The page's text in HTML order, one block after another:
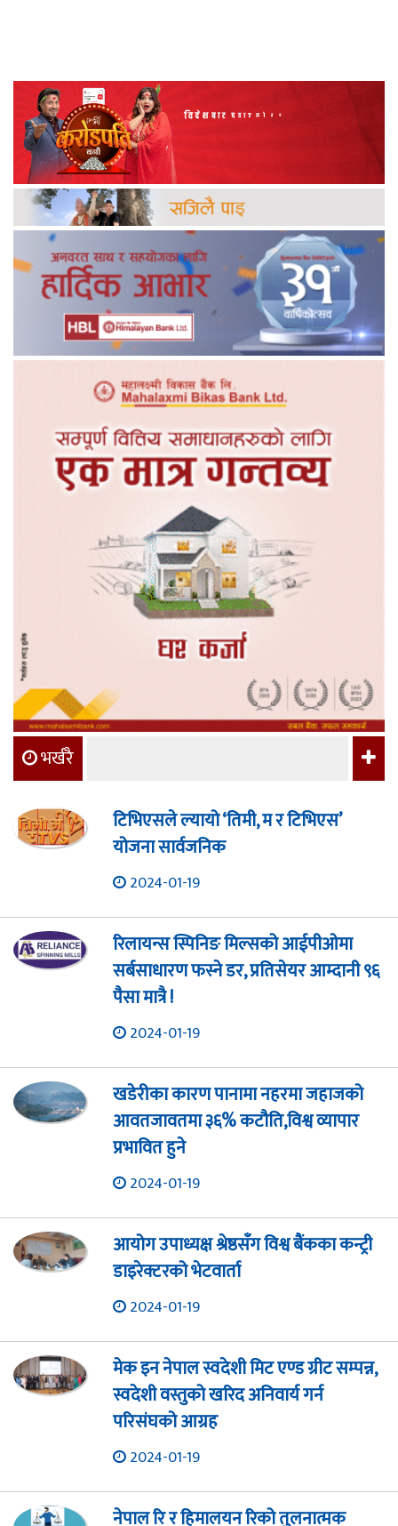
भर्खरै
टिभिएसले ल्यायो ‘तिमी, म र टिभिएस’
योजना सार्वजनिक
2024-01-19
रिलायन्स स्पिनिङ मिल्सको आईपीओमा
सर्बसाधारण फस्ने डर, प्रतिसेयर आम्दानी ९६
पैसा मात्रै !
2024-01-19
खडेरीका कारण पानामा नहरमा जहाजको
आवतजावतमा ३६% कटौति,विश्व व्यापार
प्रभावित हुने
2024-01-19
आयोग उपाध्यक्ष श्रेष्ठसँग विश्व बैंकका कन्ट्री
डाइरेक्टरको भेटवार्ता
2024-01-19
मेक इन नेपाल स्वदेशी मिट एण्ड ग्रीट सम्पन्न,
स्वदेशी वस्तुको खरिद अनिवार्य गर्न
परिसंघको आग्रह
2024-01-19
नेपाल रि र हिमालयन रिको तुलनात्मक